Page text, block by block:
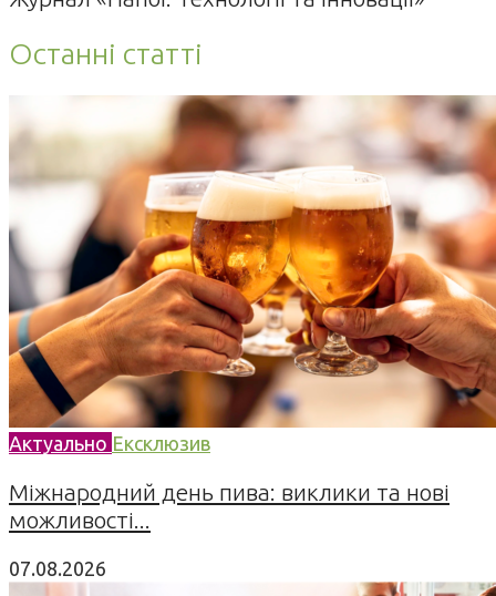
Останні статті
Актуально Ексклюзив
Міжнародний день пива: виклики та нові
можливості...
07.08.2026